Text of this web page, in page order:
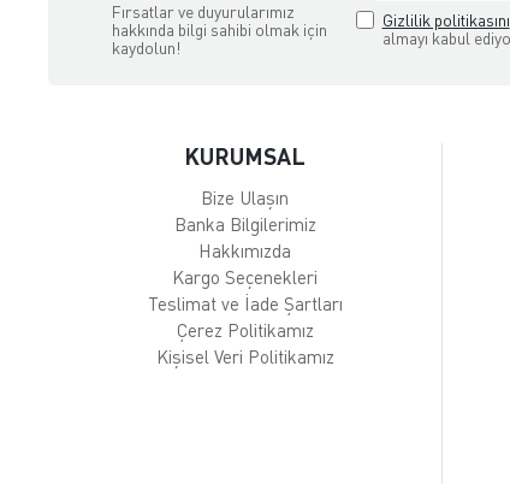
Fırsatlar ve duyurularımız
hakkında bilgi sahibi olmak için
kaydolun!
Gizlilik politikasını
almayı kabul
KURUMSAL
Bize Ulaşın
Banka Bilgilerimiz
Hakkımızda
Kargo Seçenekleri
Teslimat ve İade Şartları
Çerez Politikamız
Kişisel Veri Politikamız